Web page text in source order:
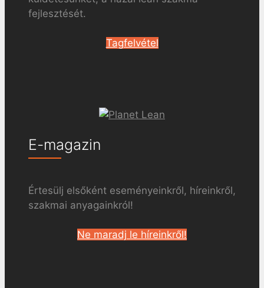
fejlesztését.
Tagfelvétel
E-magazin
Értesülj elsőként eseményeinkről, híreinkről,
szakmai anyagainkról!
Ne maradj le híreinkről!